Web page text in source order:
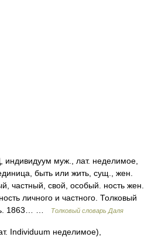
муж., лат. неделимое,
быть или жить, сущ., жен.
частный, свой, особый. ность жен.
личного и частного. Толковый
1863… …
Толковый словарь Даля
неделимое),